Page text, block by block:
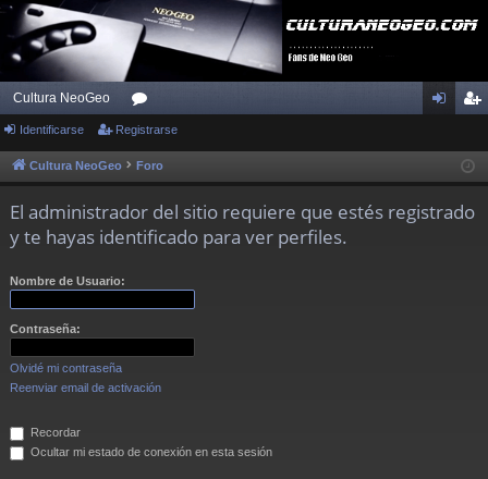
Cultura NeoGeo
or
os ist
Identificarse Registrarse
Cultura NeoGeo Foro
El administrador del sitio requiere que estés registrado
y te hayas identificado para ver perfiles.
Nombre de Usuario:
Contraseña:
Olvidé mi contraseña
Reenviar email de activación
Recordar
Ocultar mi estado de conexión en esta sesión